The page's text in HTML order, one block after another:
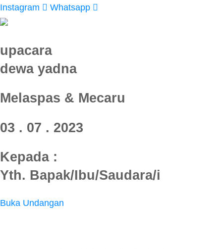
Selamat memasuki rumah baru Pak Made Anjaya &
mbk Wina, semoga bahagia selalu dengan keluarga 🙏
Selamat memasuki rumah barux om Aan dan Wina,
sukses dan bahagia selalu.Tuhan Yesus Berkati 🙏😇
Selamat dan sukses,,, Pak Made Anjaya & Wina
didalam memasuki Rumah baru👍👍👍
I Dewa Gede Sukawati
"Rumahku Istanaku", menjadi impian setiap orang. Anda
telah meraihnya. Selamat memasuki rumah yg baru,
Sukinah bawantu. Salam hormat buat Pak Made Anjaya
Instagram Whatsapp
upacara
dewa yadna
Melaspas & Mecaru
03 . 07 . 2023
Kepada :
Yth. Bapak/Ibu/Saudara/i
Buka Undangan